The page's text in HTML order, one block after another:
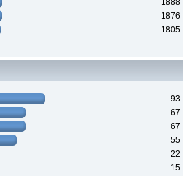
1888
1876
1805
93
67
67
55
22
15